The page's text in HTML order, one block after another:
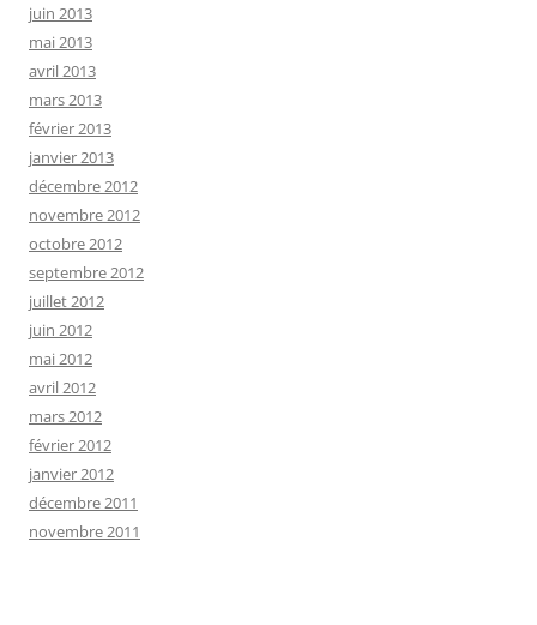
juin 2013
mai 2013
avril 2013
mars 2013
février 2013
janvier 2013
décembre 2012
novembre 2012
octobre 2012
septembre 2012
juillet 2012
juin 2012
mai 2012
avril 2012
mars 2012
février 2012
janvier 2012
décembre 2011
novembre 2011